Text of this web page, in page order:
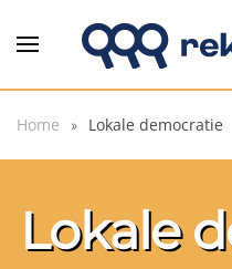
Overslaan en naar
Home Lokale democratie
Lokale